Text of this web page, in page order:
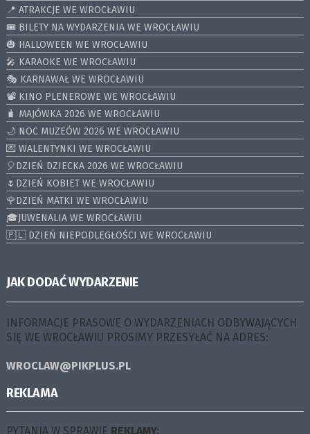
📍 ATRAKCJE WE WROCŁAWIU
🎟️ BILETY NA WYDARZENIA WE WROCŁAWIU
🎃 HALLOWEEN WE WROCŁAWIU
🎤 KARAOKE WE WROCŁAWIU
🎭 KARNAWAŁ WE WROCŁAWIU
📽️ KINO PLENEROWE WE WROCŁAWIU
🧳 MAJÓWKA 2026 WE WROCŁAWIU
🌙 NOC MUZEÓW 2026 WE WROCŁAWIU
💌 WALENTYNKI WE WROCŁAWIU
🎈DZIEŃ DZIECKA 2026 WE WROCŁAWIU
🌷DZIEŃ KOBIET WE WROCŁAWIU
🌹DZIEŃ MATKI WE WROCŁAWIU
🎓JUWENALIA WE WROCŁAWIU
🇵🇱 DZIEŃ NIEPODLEGŁOŚCI WE WROCŁAWIU
JAK DODAĆ WYDARZENIE
INFORMACJE PRASOWE O WYDARZENIACH ODBYWAJĄCYCH
SIĘ WE WROCŁAWIU PROSIMY PRZESYŁAĆ NA ADRES:
WROCLAW@PIKPLUS.PL
REKLAMA
PYTANIA W SPRAWIE REKLAMY: